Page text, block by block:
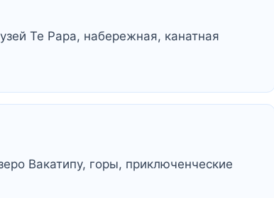
Te Papa, набережная, канатная
Вакатипу, горы, приключенческие